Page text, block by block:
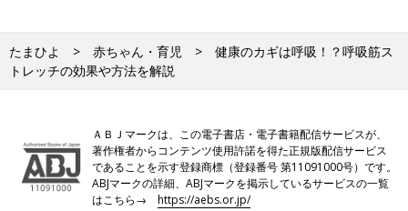
たまひよ 赤ちゃん・育児
健康のカギは呼吸！？呼吸筋ス
トレッチの効果や方法を解説
ＡＢＪマークは、この電子書店・電子書籍配信サービスが、
著作権者からコンテンツ使用許諾を得た正規版配信サービス
であることを示す登録商標（登録番号 第11091000号）です。
ABJマークの詳細、ABJマークを掲示しているサービスの一覧
はこちら→https://aebs.or.jp/